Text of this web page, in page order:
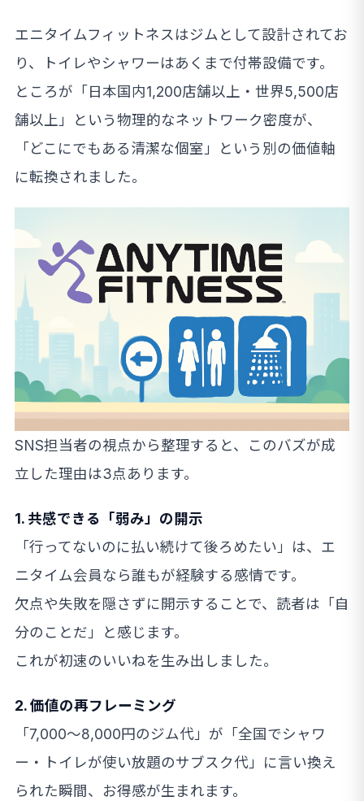
エニタイムフィットネスはジムとして設計されてお
り、トイレやシャワーはあくまで付帯設備です。
ところが「日本国内1,200店舗以上・世界5,500店
舗以上」という物理的なネットワーク密度が、
「どこにでもある清潔な個室」という別の価値軸
に転換されました。
SNS担当者の視点から整理すると、このバズが成
立した理由は3点あります。
1. 共感できる「弱み」の開示
「行ってないのに払い続けて後ろめたい」は、エ
ニタイム会員なら誰もが経験する感情です。
欠点や失敗を隠さずに開示することで、読者は「自
分のことだ」と感じます。
これが初速のいいねを生み出しました。
2. 価値の再フレーミング
「7,000〜8,000円のジム代」が「全国でシャワ
ー・トイレが使い放題のサブスク代」に言い換え
られた瞬間、お得感が生まれます。